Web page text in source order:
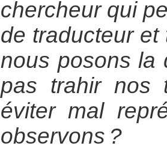
chercheur qui
de traducteur
nous posons la
pas trahir nos
éviter mal
observons ?